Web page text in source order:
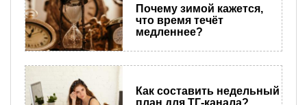
Почему зимой кажется,
что время течёт
медленнее?
Как составить недельный
план для ТГ-канала?